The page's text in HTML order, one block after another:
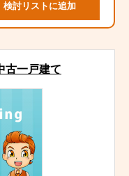
検討リストに追加
古一戸建て